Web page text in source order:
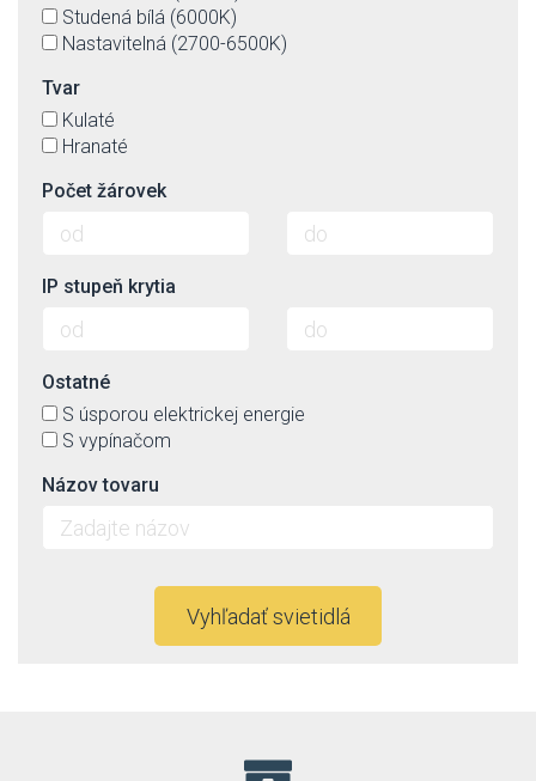
Studená bílá (6000K)
Nastavitelná (2700-6500K)
Tvar
Kulaté
Hranaté
Počet žárovek
IP stupeň krytia
Ostatné
S úsporou elektrickej energie
S vypínačom
Názov tovaru
Vyhľadať svietidlá